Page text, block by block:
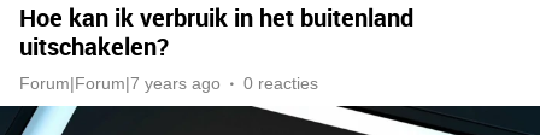
Hoe kan ik verbruik in het buitenland
uitschakelen?
Forum|Forum|7 years ago 0 reacties